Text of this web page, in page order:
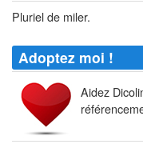
Pluriel de miler.
Adoptez moi !
Aidez